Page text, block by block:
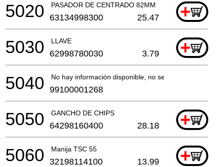
PASADOR DE CENTRADO 82MM +
5020 63134998300 25.47
LLAVE +
5030 62998780030 3.79
No hay información disponible, no se puede pedir
5040 99100001268
GANCHO DE CHIPS +
5050 64298160400 28.18
Manija TSC 55 +
5060 32198114100 13.99